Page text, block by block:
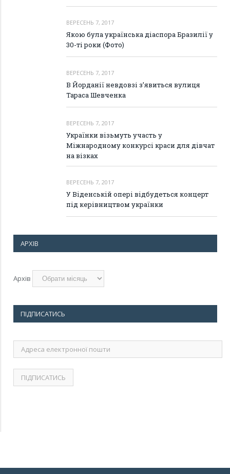
ВЕРЕСЕНЬ 7, 2017
Якою була українська діаспора Бразилії у
30-ті роки (Фото)
ВЕРЕСЕНЬ 7, 2017
В Йорданії невдовзі з’явиться вулиця
Тараса Шевченка
ВЕРЕСЕНЬ 7, 2017
Українки візьмуть участь у
Міжнародному конкурсі краси для дівчат
на візках
ВЕРЕСЕНЬ 7, 2017
У Віденській опері відбудеться концерт
під керівництвом українки
АРХІВ
Архів
ПІДПИСАТИСЬ
Адреса
електронної